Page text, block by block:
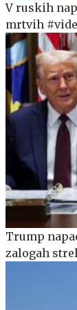
V ruskih
mrtvih
Trump
zalogah